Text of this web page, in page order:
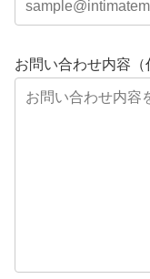
お問い合わせ内容（